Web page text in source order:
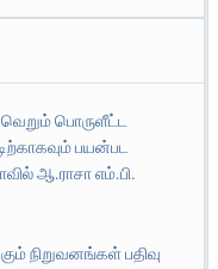
வெறும் பொருளீட்ட
பயன்பட
ஆ.ராசா எம்.பி.
நிறுவனங்கள் பதிவு